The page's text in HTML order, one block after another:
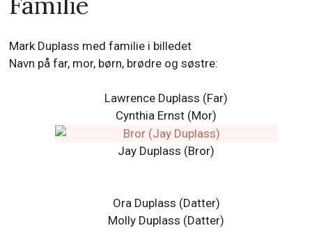
Mark Duplass med familie i billedet
Navn på far, mor, børn, brødre og søstre:
Lawrence Duplass (Far)
Cynthia Ernst (Mor)
Jay Duplass (Bror)
Ora Duplass (Datter)
Molly Duplass (Datter)